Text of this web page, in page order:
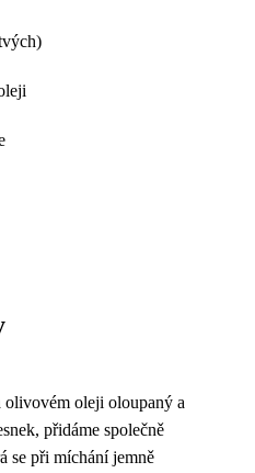
olivovém oleji oloupaný a
přidáme společně
se při míchání jemně